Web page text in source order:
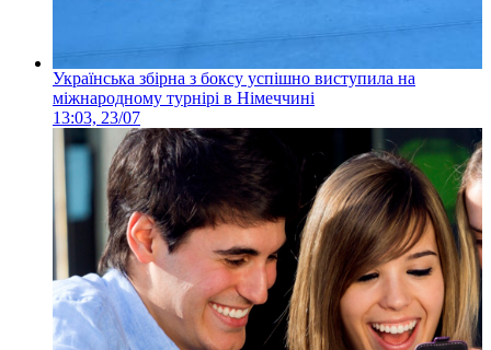
Українська збірна з боксу успішно виступила на
міжнародному турнірі в Німеччині
13:03, 23/07